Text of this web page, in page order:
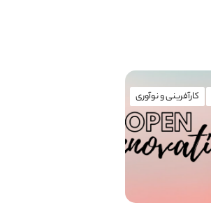
کارآفرینی و نوآوری